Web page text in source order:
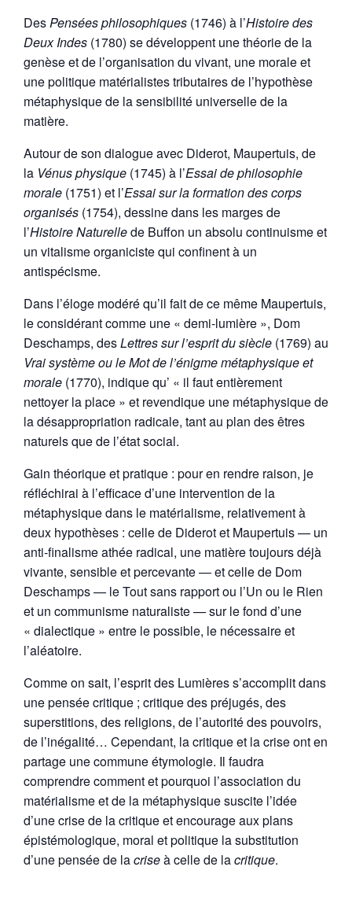
DesPensées philosophiques (1746) à l’Histoire des
Deux Indes (1780) se développent une théorie de la
genèse et de l’organisation du vivant, une morale et
une politique matérialistes tributaires de l’hypothèse
métaphysique de la sensibilité universelle de la
matière.
Autour de son dialogue avec Diderot, Maupertuis, de
la Vénus physique (1745) à l’Essai de philosophie
morale (1751) et l’Essai sur la formation des corps
organisés (1754), dessine dans les marges de
l’Histoire Naturellede Buffon un absolu continuisme et
un vitalisme organiciste qui confinent à un
antispécisme.
Dans l’éloge modéré qu’il fait de ce même Maupertuis,
le considérant comme une « demi-lumière », Dom
Deschamps, desLettres sur l’esprit du siècle (1769) au
Vrai système ou le Mot de l’énigme métaphysique et
morale (1770), indique qu’ « il faut entièrement
nettoyer la place » et revendique une métaphysique de
la désappropriation radicale, tant au plan des êtres
naturels que de l’état social.
Gain théorique et pratique : pour en rendre raison, je
réfléchirai à l’efficace d’une intervention de la
métaphysique dans le matérialisme, relativement à
deux hypothèses : celle de Diderot et Maupertuis — un
anti-finalisme athée radical, une matière toujours déjà
vivante, sensible et percevante — et celle de Dom
Deschamps — le Tout sans rapport ou l’Un ou le Rien
et un communisme naturaliste — sur le fond d’une
« dialectique » entre le possible, le nécessaire et
l’aléatoire.
Comme on sait, l’esprit des Lumières s’accomplit dans
une pensée critique ; critique des préjugés, des
superstitions, des religions, de l’autorité des pouvoirs,
de l’inégalité… Cependant, la critique et la crise ont en
partage une commune étymologie. Il faudra
comprendre comment et pourquoi l’association du
matérialisme et de la métaphysique suscite l’idée
d’une crise de la critique et encourage aux plans
épistémologique, moral et politique la substitution
d’une pensée de lacriseà celle de lacritique.